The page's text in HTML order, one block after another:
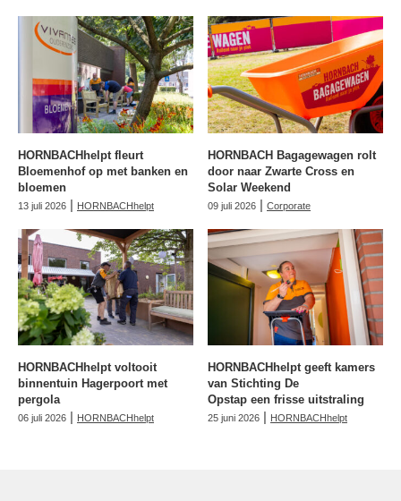
HORNBACHhelpt fleurt
Bloemenhof op met banken en
bloemen
13 juli 2026 | HORNBACHhelpt
HORNBACH Bagagewagen rolt
door naar Zwarte Cross en
Solar Weekend
09 juli 2026 | Corporate
HORNBACHhelpt voltooit
binnentuin Hagerpoort met
pergola
06 juli 2026 | HORNBACHhelpt
HORNBACHhelpt geeft kamers
van Stichting De
Opstap een frisse uitstraling
25 juni 2026 | HORNBACHhelpt